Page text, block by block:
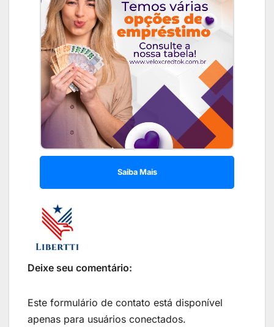
Saiba Mais
Deixe seu comentário:
Este formulário de contato está disponível
apenas para usuários conectados.